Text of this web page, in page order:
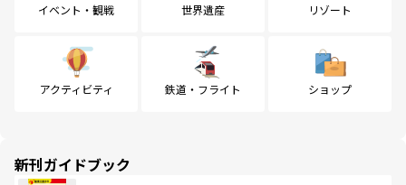
イベント・観戦 世界遺産 リゾート
アクティビティ 鉄道・フライト ショップ
新刊ガイドブック